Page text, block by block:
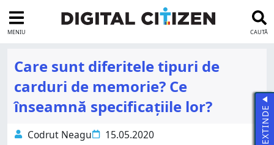
MENIU CAUTĂ
Care sunt diferitele tipuri de
carduri de memorie? Ce
înseamnă specificațiile lor?
Codrut Neagu 15.05.2020 EXTINDE